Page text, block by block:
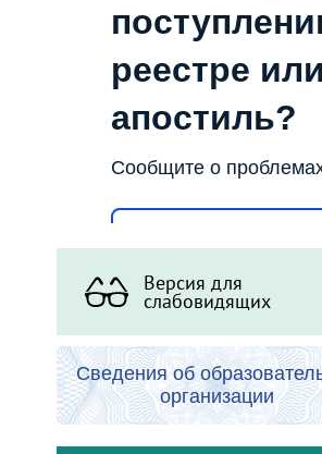
реестре
апостиль?
Сообщите о
Версия для
слабовидящих
Сведения об
организации